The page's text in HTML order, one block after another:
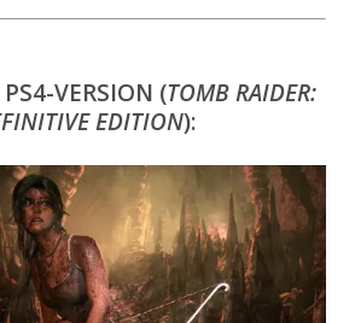
VERSION (TOMB RAIDER:
EDITION):